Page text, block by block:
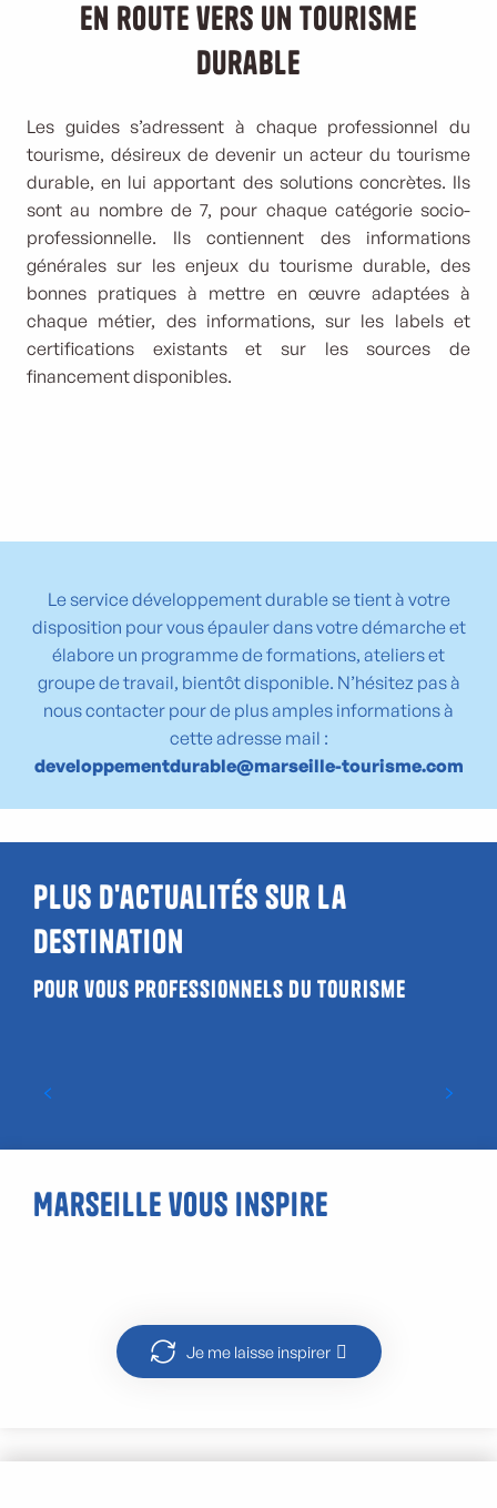
En route vers un tourisme
durable
Les guides s’adressent à chaque professionnel du
tourisme, désireux de devenir un acteur du tourisme
durable, en lui apportant des solutions concrètes. Ils
sont au nombre de 7, pour chaque catégorie socio-
professionnelle. Ils contiennent des informations
générales sur les enjeux du tourisme durable, des
bonnes pratiques à mettre en œuvre adaptées à
chaque métier, des informations, sur les labels et
certifications existants et sur les sources de
financement disponibles.
Le service développement durable se tient à votre
disposition pour vous épauler dans votre démarche et
élabore un programme de formations, ateliers et
groupe de travail, bientôt disponible. N’hésitez pas à
nous contacter pour de plus amples informations à
cette adresse mail :
developpementdurable@marseille-tourisme.com
Plus d'actualités sur la
destination
Pour vous professionnels du tourisme
Marseille vous inspire
Je me laisse inspirer